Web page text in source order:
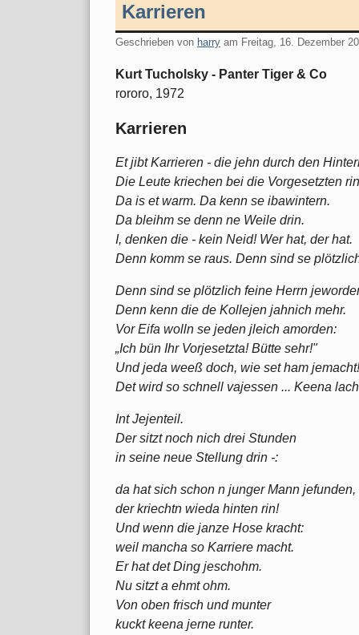
Karrieren
Geschrieben von harry am Freitag, 16. Dezember
Kurt Tucholsky - Panter Tiger & Co
rororo, 1972
Karrieren
Et jibt Karrieren - die jehn durch den
Die Leute kriechen bei die Vorgesetzten
Da is et warm. Da kenn se ibawintern.
Da bleihm se denn ne Weile drin.
I, denken die - kein Neid! Wer hat, der hat.
Denn komm se raus. Denn sind se
Denn sind se plötzlich feine Herrn
Denn kenn die de Kollejen jahnich mehr.
Vor Eifa wolln se jeden jleich amorden:
„Ich bün Ihr Vorjesetzta! Bütte sehr!"
Und jeda weeß doch, wie set ham jemacht!
Det wird so schnell vajessen ... Keena
Int Jejenteil.
Der sitzt noch nich drei Stunden
in seine neue Stellung drin -:
da hat sich schon n junger Mann jefunden,
der kriechtn wieda hinten rin!
Und wenn die janze Hose kracht:
weil mancha so Karriere macht.
Er hat det Ding jeschohm.
Nu sitzt a ehmt ohm.
Von oben frisch und munter
kuckt keena jerne runter.